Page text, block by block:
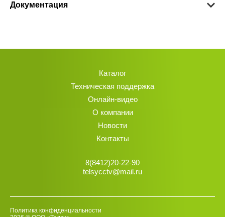
Документация
Каталог
Техническая поддержка
Онлайн-видео
О компании
Новости
Контакты
8(8412)20-22-90
telsycctv@mail.ru
Политика конфиденциальности